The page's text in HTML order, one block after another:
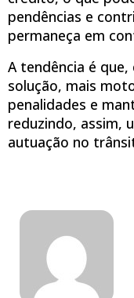
pendências e
permaneça em
A tendência é
solução, mais
penalidades e
reduzindo, assim,
autuação no